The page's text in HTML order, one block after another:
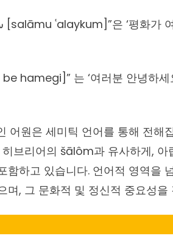
어원은 세미틱 언어를 통해 전
브리어의 šālôm과 유사하게,
함하고 있습니다. 언어적 영역을
며, 그 문화적 및 정신적 중요성을